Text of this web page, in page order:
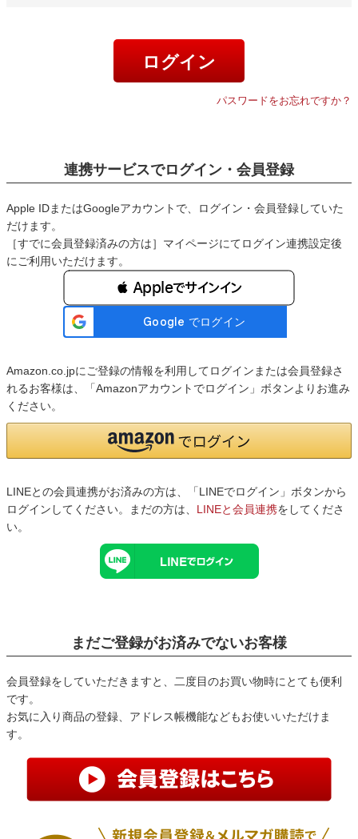
ログイン
パスワードをお忘れですか？
連携サービスでログイン・会員登録
Apple IDまたはGoogleアカウントで、ログイン・会員登録していた
だけます。
［すでに会員登録済みの方は］マイページにてログイン連携設定後
にご利用いただけます。
 Appleでサインイン
Amazon.co.jpにご登録の情報を利用してログインまたは会員登録さ
れるお客様は、「Amazonアカウントでログイン」ボタンよりお進み
ください。
LINEとの会員連携がお済みの方は、「LINEでログイン」ボタンから
ログインしてください。まだの方は、 LINEと会員連携をしてくださ
い。
まだご登録がお済みでないお客様
会員登録をしていただきますと、二度目のお買い物時にとても便利
です。
お気に入り商品の登録、アドレス帳機能などもお使いいただけま
す。